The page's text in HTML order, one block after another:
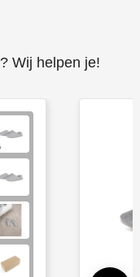
Wij helpen je!